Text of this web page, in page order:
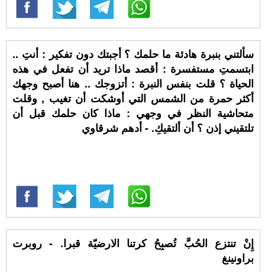
سألتني بنبرة هادئة ما حلمك ؟ أجبتك دون تفكير : أنتِ ..
ابتسمتِ مستفسرة : أقصد ماذا تريد أن تفعل في هذه
الحياة ؟ قلت بنفس النبرة : أتزوجك .. هنا أصبح وجهك
أكثر حمرة من الشمس التي أوشكت أن تغيب , وقلت
متحاشية النظر في وجهي : ماذا كان حلمك قبل أن
تلتقيني إذن ؟ أن ألتقيكِ. - أدهم شرقاوي
إِنْ تنتزع الحُبَّ تُصبِحُ كرتنا الارضيّة قبرا. - روبرت
براونينغ